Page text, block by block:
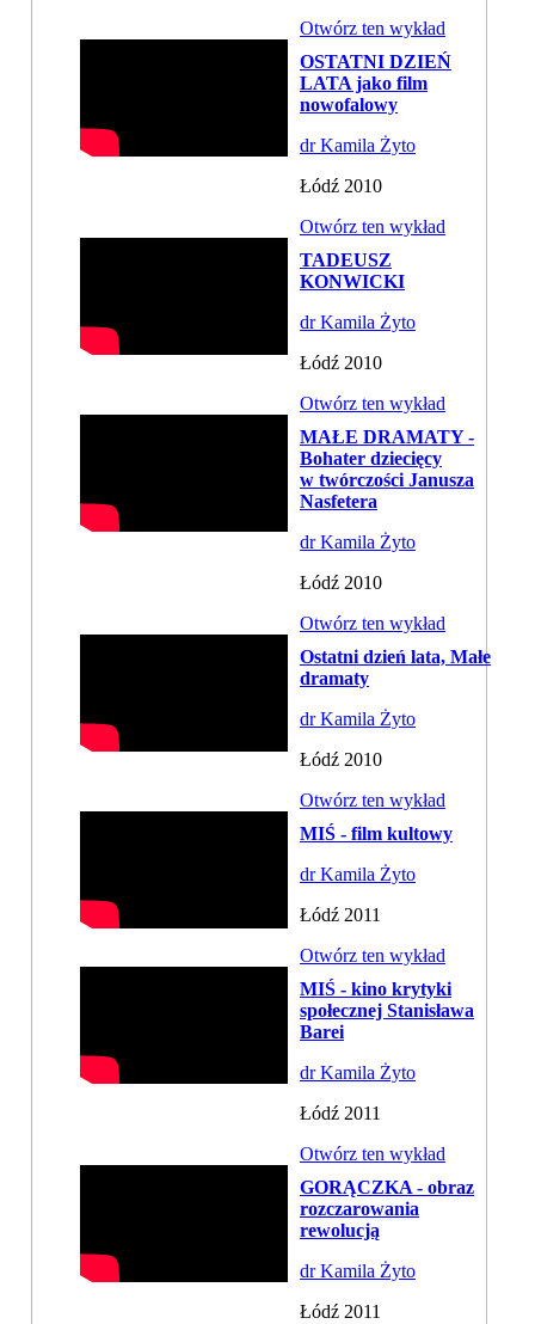
Otwórz ten wykład
OSTATNI DZIEŃ
LATA jako film
nowofalowy
dr Kamila Żyto
Łódź 2010
Otwórz ten wykład
TADEUSZ
KONWICKI
dr Kamila Żyto
Łódź 2010
Otwórz ten wykład
MAŁE DRAMATY -
Bohater dziecięcy
w twórczości Janusza
Nasfetera
dr Kamila Żyto
Łódź 2010
Otwórz ten wykład
Ostatni dzień lata, Małe
dramaty
dr Kamila Żyto
Łódź 2010
Otwórz ten wykład
MIŚ - film kultowy
dr Kamila Żyto
Łódź 2011
Otwórz ten wykład
MIŚ - kino krytyki
społecznej Stanisława
Barei
dr Kamila Żyto
Łódź 2011
Otwórz ten wykład
GORĄCZKA - obraz
rozczarowania
rewolucją
dr Kamila Żyto
Łódź 2011